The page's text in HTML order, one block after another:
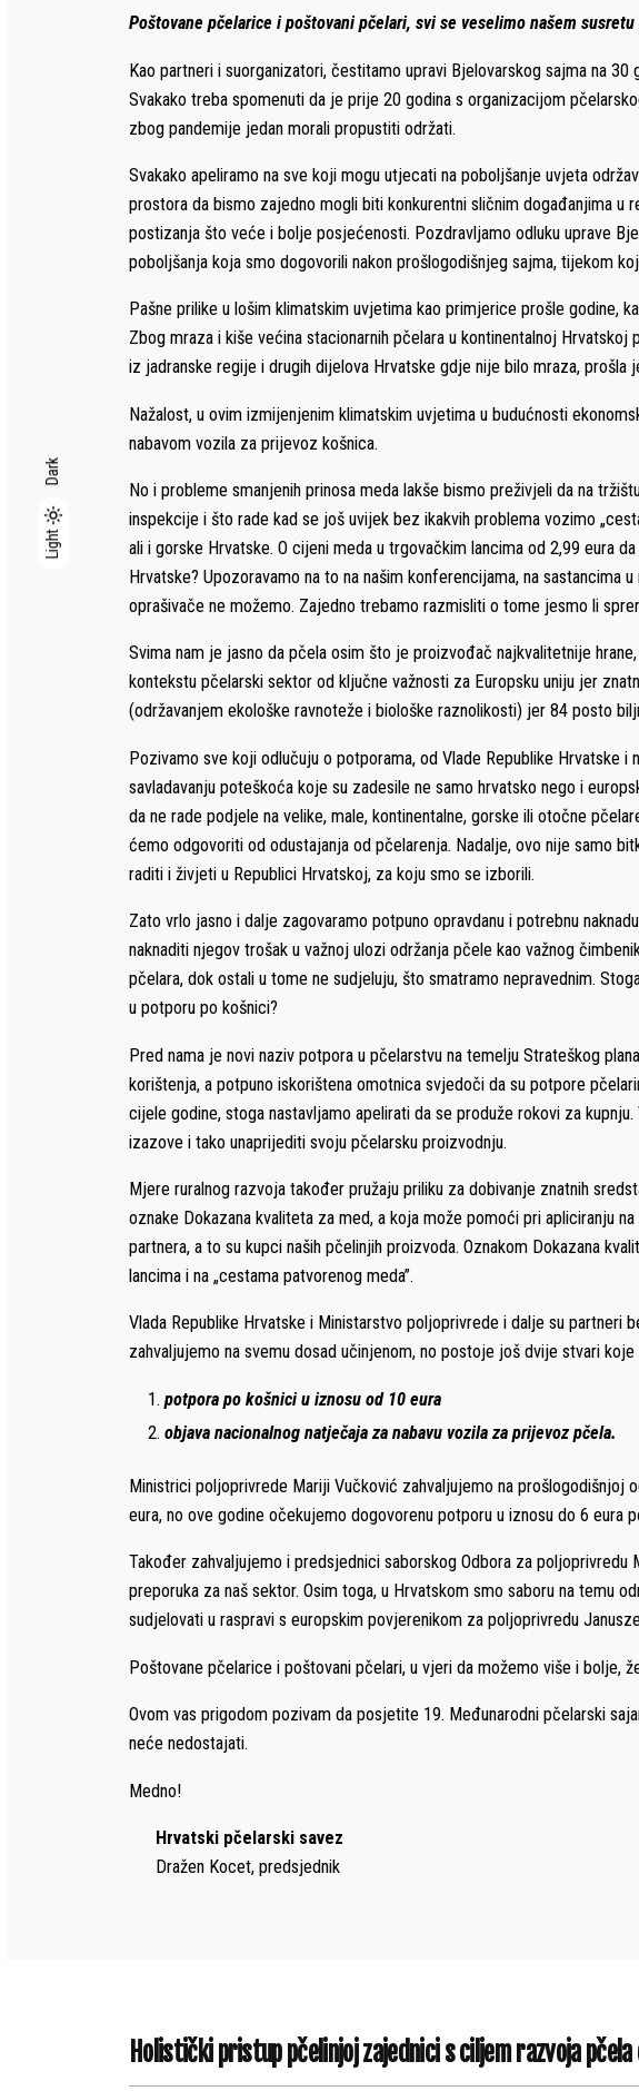
Light
Dark
Light
Dark
Poštovane pčelarice i poštovani pčelari, svi se veselimo našem
Kao partneri i suorganizatori, čestitamo upravi Bjelovarskog sajma na
Svakako treba spomenuti da je prije 20 godina s organizacijom
zbog pandemije jedan morali propustiti održati.
Svakako apeliramo na sve koji mogu utjecati na poboljšanje uvjeta
prostora da bismo zajedno mogli biti konkurentni sličnim događanjima
postizanja što veće i bolje posjećenosti. Pozdravljamo odluku uprave
poboljšanja koja smo dogovorili nakon prošlogodišnjeg sajma, tijekom
Pašne prilike u lošim klimatskim uvjetima kao primjerice prošle godine,
Zbog mraza i kiše većina stacionarnih pčelara u kontinentalnoj
iz jadranske regije i drugih dijelova Hrvatske gdje nije bilo mraza,
Nažalost, u ovim izmijenjenim klimatskim uvjetima u budućnosti
nabavom vozila za prijevoz košnica.
No i probleme smanjenih prinosa meda lakše bismo preživjeli da na
inspekcije i što rade kad se još uvijek bez ikakvih problema vozimo
ali i gorske Hrvatske. O cijeni meda u trgovačkim lancima od 2,99 eura
Hrvatske? Upozoravamo na to na našim konferencijama, na
oprašivače ne možemo. Zajedno trebamo razmisliti o tome jesmo li
Svima nam je jasno da pčela osim što je proizvođač najkvalitetnije
kontekstu pčelarski sektor od ključne važnosti za Europsku uniju jer
(održavanjem ekološke ravnoteže i biološke raznolikosti) jer 84 posto
Pozivamo sve koji odlučuju o potporama, od Vlade Republike Hrvatske
savladavanju poteškoća koje su zadesile ne samo hrvatsko nego i
da ne rade podjele na velike, male, kontinentalne, gorske ili otočne
ćemo odgovoriti od odustajanja od pčelarenja. Nadalje, ovo nije samo
raditi i živjeti u Republici Hrvatskoj, za koju smo se izborili.
Zato vrlo jasno i dalje zagovaramo potpuno opravdanu i potrebnu
naknaditi njegov trošak u važnoj ulozi održanja pčele kao važnog
pčelara, dok ostali u tome ne sudjeluju, što smatramo nepravednim.
u potporu po košnici?
Pred nama je novi naziv potpora u pčelarstvu na temelju Strateškog
korištenja, a potpuno iskorištena omotnica svjedoči da su potpore
cijele godine, stoga nastavljamo apelirati da se produže rokovi za
izazove i tako unaprijediti svoju pčelarsku proizvodnju.
Mjere ruralnog razvoja također pružaju priliku za dobivanje znatnih
oznake Dokazana kvaliteta za med, a koja može pomoći pri apliciranju
partnera, a to su kupci naših pčelinjih proizvoda. Oznakom Dokazana
lancima i na „cestama patvorenog meda”.
Vlada Republike Hrvatske i Ministarstvo poljoprivrede i dalje su
zahvaljujemo na svemu dosad učinjenom, no postoje još dvije stvari
potpora po košnici u iznosu od 10 eura
objava nacionalnog natječaja za nabavu vozila za prijevoz pčela.
Ministrici poljoprivrede Mariji Vučković zahvaljujemo na prošlogodišnjoj
eura, no ove godine očekujemo dogovorenu potporu u iznosu do 6 eura
Također zahvaljujemo i predsjednici saborskog Odbora za
preporuka za naš sektor. Osim toga, u Hrvatskom smo saboru na temu
sudjelovati u raspravi s europskim povjerenikom za poljoprivredu
Poštovane pčelarice i poštovani pčelari, u vjeri da možemo više i bolje,
Ovom vas prigodom pozivam da posjetite 19. Međunarodni pčelarski
neće nedostajati.
Medno!
Hrvatski pčelarski savez
Dražen Kocet, predsjednik
Holistički pristup pčelinjoj zajednici s ciljem razvoja